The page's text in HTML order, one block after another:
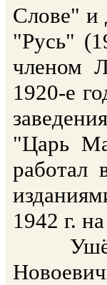
Слове" и
"Русь"
членом
1920-е
"Царь
работал
1942 г.
Ушёл